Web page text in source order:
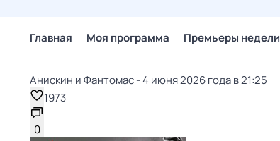
Главная Моя программа Премьеры недели
Анискин и Фантомас - 4 июня 2026 года в 21:25
1973
0